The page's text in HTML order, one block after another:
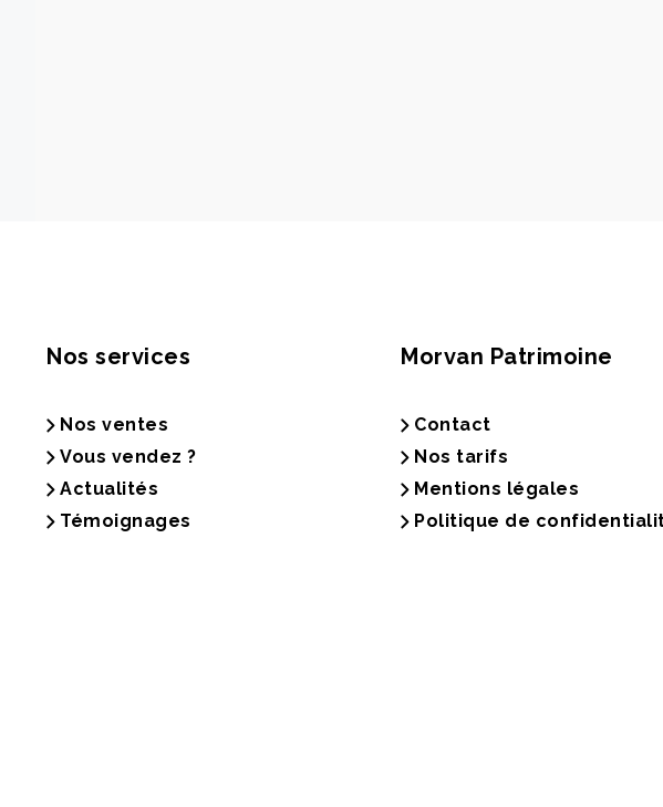
Nos services
Nos ventes
Vous vendez ?
Actualités
Témoignages
Morvan Patrimoine
Contact
Nos tarifs
Mentions légales
Politique de